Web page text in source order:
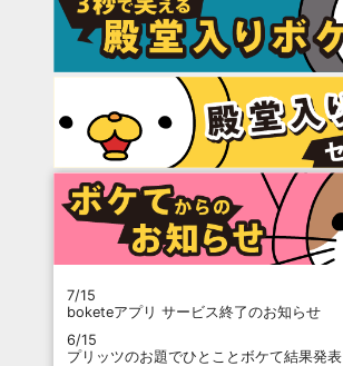
7/15
boketeアプリ サービス終了のお知らせ
6/15
プリッツのお題でひとことボケて結果発表